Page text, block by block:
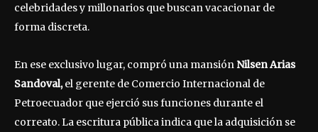
celebridades y millonarios que buscan vacacionar de
forma discreta.
En ese exclusivo lugar, compró una mansión Nilsen Arias
Sandoval, el gerente de Comercio Internacional de
Petroecuador que ejerció sus funciones durante el
correato. La escritura pública indica que la adquisición se